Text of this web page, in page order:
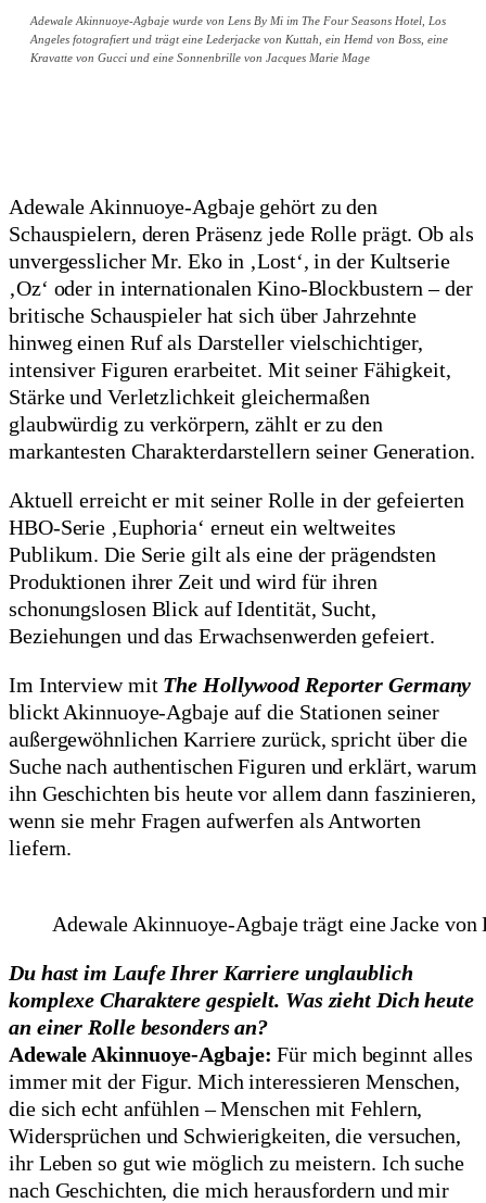
Adewale Akinnuoye-Agbaje wurde von Lens By Mi im The Four Seasons Hotel, Los
Angeles fotografiert und trägt eine Lederjacke von Kuttah, ein Hemd von Boss, eine
Kravatte von Gucci und eine Sonnenbrille von Jacques Marie Mage
Adewale Akinnuoye-Agbaje gehört zu den
Schauspielern, deren Präsenz jede Rolle prägt. Ob als
unvergesslicher Mr. Eko in ‚Lost‘, in der Kultserie
‚Oz‘ oder in internationalen Kino-Blockbustern – der
britische Schauspieler hat sich über Jahrzehnte
hinweg einen Ruf als Darsteller vielschichtiger,
intensiver Figuren erarbeitet. Mit seiner Fähigkeit,
Stärke und Verletzlichkeit gleichermaßen
glaubwürdig zu verkörpern, zählt er zu den
markantesten Charakterdarstellern seiner Generation.
Aktuell erreicht er mit seiner Rolle in der gefeierten
HBO-Serie ‚Euphoria‘ erneut ein weltweites
Publikum. Die Serie gilt als eine der prägendsten
Produktionen ihrer Zeit und wird für ihren
schonungslosen Blick auf Identität, Sucht,
Beziehungen und das Erwachsenwerden gefeiert.
Im Interview mit The Hollywood Reporter Germany
blickt Akinnuoye-Agbaje auf die Stationen seiner
außergewöhnlichen Karriere zurück, spricht über die
Suche nach authentischen Figuren und erklärt, warum
ihn Geschichten bis heute vor allem dann faszinieren,
wenn sie mehr Fragen aufwerfen als Antworten
liefern.
Adewale Akinnuoye-Agbaje trägt eine Jacke
Du hast im Laufe Ihrer Karriere unglaublich
komplexe Charaktere gespielt. Was zieht Dich heute
an einer Rolle besonders an?
Adewale Akinnuoye-Agbaje: Für mich beginnt alles
immer mit der Figur. Mich interessieren Menschen,
die sich echt anfühlen – Menschen mit Fehlern,
Widersprüchen und Schwierigkeiten, die versuchen,
ihr Leben so gut wie möglich zu meistern. Ich suche
nach Geschichten, die mich herausfordern und mir